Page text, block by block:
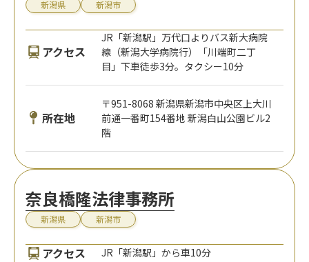
新潟県 新潟市
アクセス
JR「新潟駅」万代口よりバス新大病院
線（新潟大学病院行）「川端町二丁
目」下車徒歩3分。タクシー10分
所在地
〒951-8068 新潟県新潟市中央区上大川
前通一番町154番地 新潟白山公園ビル2
階
奈良橋隆法律事務所
新潟県 新潟市
アクセス JR「新潟駅」から車10分